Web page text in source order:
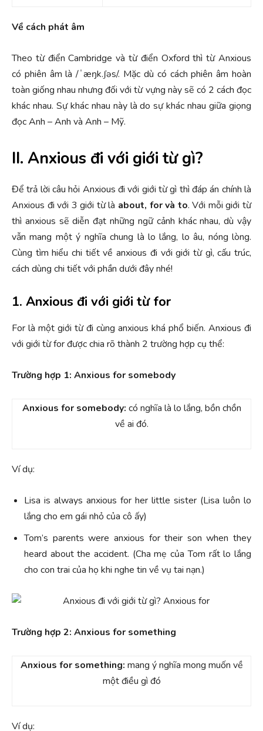
Về cách phát âm
Theo từ điển Cambridge và từ điển Oxford thì từ Anxious
có phiên âm là /ˈæŋk.ʃəs/. Mặc dù có cách phiên âm hoàn
toàn giống nhau nhưng đối với từ vựng này sẽ có 2 cách đọc
khác nhau. Sự khác nhau này là do sự khác nhau giữa giọng
đọc Anh – Anh và Anh – Mỹ.
II. Anxious đi với giới từ gì?
Để trả lời câu hỏi Anxious đi với giới từ gì thì đáp án chính là
Anxious đi với 3 giới từ là about, for và to. Với mỗi giới từ
thì anxious sẽ diễn đạt những ngữ cảnh khác nhau, dù vậy
vẫn mang một ý nghĩa chung là lo lắng, lo âu, nóng lòng.
Cùng tìm hiểu chi tiết về anxious đi với giới từ gì, cấu trúc,
cách dùng chi tiết với phần dưới đây nhé!
1. Anxious đi với giới từ for
For là một giới từ đi cùng anxious khá phổ biến. Anxious đi
với giới từ for được chia rõ thành 2 trường hợp cụ thể:
Trường hợp 1: Anxious for somebody
Anxious for somebody: có nghĩa là lo lắng, bồn chồn
về ai đó.
Ví dụ:
Lisa is always anxious for her little sister (Lisa luôn lo
lắng cho em gái nhỏ của cô ấy)
Tom’s parents were anxious for their son when they
heard about the accident. (Cha mẹ của Tom rất lo lắng
cho con trai của họ khi nghe tin về vụ tai nạn.)
Trường hợp 2: Anxious for something
Anxious for something: mang ý nghĩa mong muốn về
một điều gì đó
Ví dụ: